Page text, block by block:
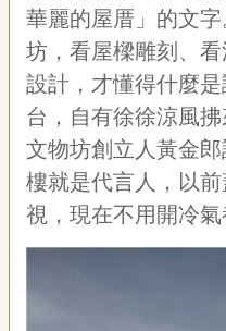
華麗的屋厝」的文
坊，看屋樑雕刻、
設計，才懂得什麼
台，自有徐徐涼風
文物坊創立人黃金
樓就是代言人，以
視，現在不用開冷氣